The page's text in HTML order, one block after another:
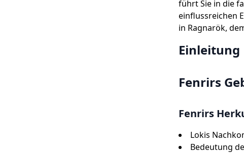
führt Sie in die
einflussreichen
in Ragnarök,
Einleitung
Fenrirs
Fenrirs
Lokis
Bedeutung